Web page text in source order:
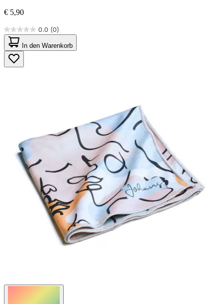
€ 5,90
0.0 (0)
0.0
von
5
Sternen.
In den Warenkorb